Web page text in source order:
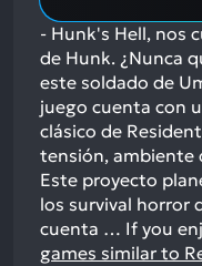
- Hunk's Hell, nos
de Hunk. ¿Nunca
este soldado de
juego cuenta con
clásico de
tensión, ambiente
Este proyecto
los survival horror
cuenta … If you
games similar to